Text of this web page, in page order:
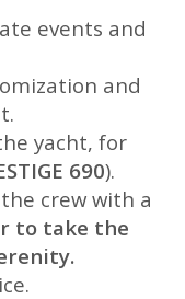
events and
and
yacht, for
690).
crew with a
to take the